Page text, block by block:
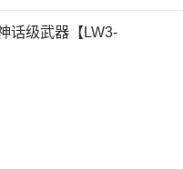
话级武器【LW3-